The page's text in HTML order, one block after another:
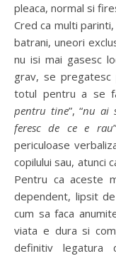
pleaca, normal si
Cred ca multi
batrani, uneori
nu isi mai gasesc
grav, se pregatesc
totul pentru a se
pentru tine”, “nu ai
feresc de ce e rau
periculoase
copilului sau, atunci
Pentru ca aceste
dependent, lipsit
cum sa faca
viata e dura si
definitiv legatura